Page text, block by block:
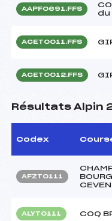
AAPF0691.FFS
du
ACET0011.FFS
ACET0012.FFS
Résultats Alpin
Codex
AFZT0111
ALYT0111 COQ